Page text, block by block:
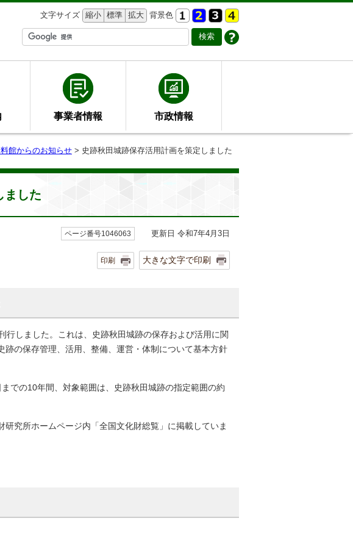
文字サイズ 縮小 標準 拡大 背景色
事業者情報 市政情報
館からのお知らせ > 史跡秋田城跡保存活用計画を策定しました
ました
ページ番号1046063 更新日 令和7年4月3日
印刷 大きな文字で印刷
しました。これは、史跡秋田城跡の保存および活用に関
の保存管理、活用、整備、運営・体制について基本方針
での10年間、対象範囲は、史跡秋田城跡の指定範囲の約
究所ホームページ内「全国文化財総覧」に掲載していま